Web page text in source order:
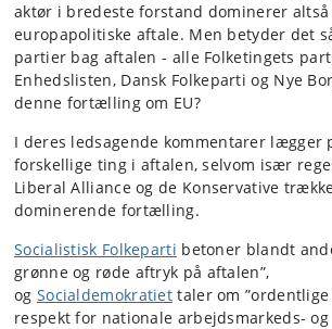
aktør i bredeste forstand dominerer altså
europapolitiske aftale. Men betyder det
partier bag aftalen - alle Folketingets
Enhedslisten, Dansk Folkeparti og Nye
denne fortælling om EU?
I deres ledsagende kommentarer lægger
forskellige ting i aftalen, selvom især
Liberal Alliance og de Konservative
dominerende fortælling.
Socialistisk Folkeparti betoner blandt
grønne og røde aftryk på aftalen”,
og Socialdemokratiet taler om
respekt for nationale arbejdsmarkeds- og